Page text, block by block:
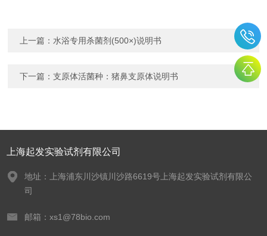
上一篇： 水浴专用杀菌剂(500×)说明书
下一篇：支原体活菌种：猪鼻支原体说明书
上海起发实验试剂有限公司
地址：上海浦东川沙镇川沙路6619号上海起发实验试剂有限公
司
邮箱：xs1@78bio.com